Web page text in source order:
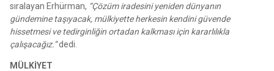
sıralayan Erhürman, “Çözüm iradesini yeniden dünyanın
gündemine taşıyacak, mülkiyette herkesin kendini güvende
hissetmesi ve tedirginliğin ortadan kalkması için kararlılıkla
çalışacağız.”dedi.
MÜLKİYET